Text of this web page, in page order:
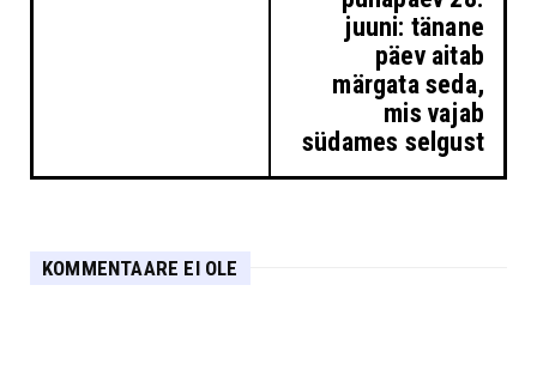
juuni: tänane
päev aitab
märgata seda,
mis vajab
südames selgust
KOMMENTAARE EI OLE